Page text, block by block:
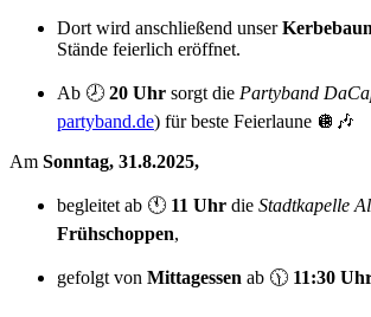
Dort wird anschließend unser
Stände feierlich eröffnet.
Ab 🕗 20 Uhr sorgt die Partyband
partyband.de) für beste Feierlaune 🪩🎶
Am Sonntag, 31.8.2025,
begleitet ab 🕚 11 Uhr die Stadtkapelle
Frühschoppen,
gefolgt von Mittagessen ab 🕦 11:30